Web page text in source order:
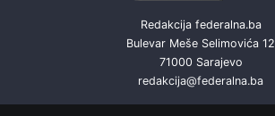
Redakcija federalna.ba
Bulevar Meše Selimovića 12
71000 Sarajevo
redakcija@federalna.ba